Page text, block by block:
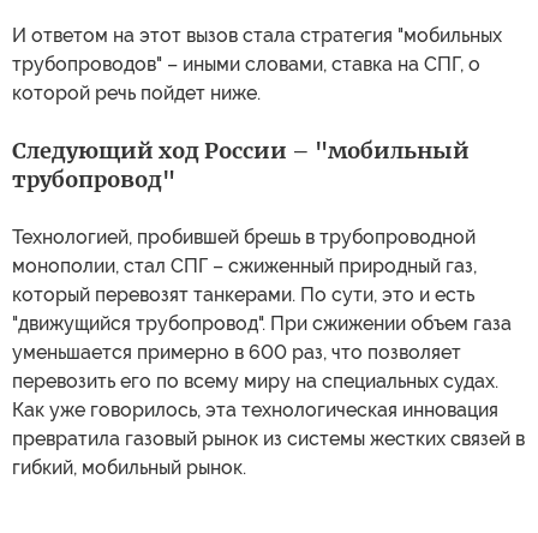
И ответом на этот вызов стала стратегия "мобильных
трубопроводов" – иными словами, ставка на СПГ, о
которой речь пойдет ниже.
Следующий ход России – "мобильный
трубопровод"
Технологией, пробившей брешь в трубопроводной
монополии, стал СПГ – сжиженный природный газ,
который перевозят танкерами. По сути, это и есть
"движущийся трубопровод". При сжижении объем газа
уменьшается примерно в 600 раз, что позволяет
перевозить его по всему миру на специальных судах.
Как уже говорилось, эта технологическая инновация
превратила газовый рынок из системы жестких связей в
гибкий, мобильный рынок.